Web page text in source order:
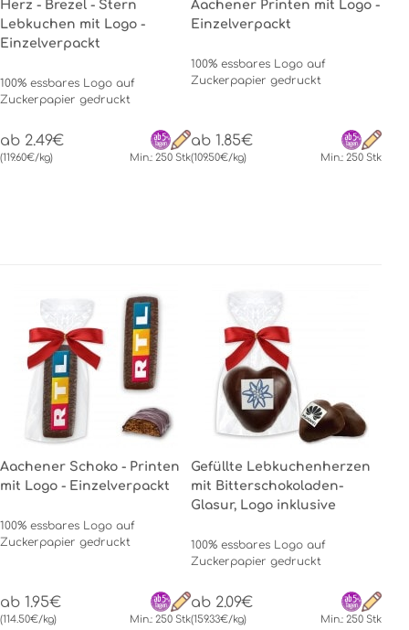
Herz - Brezel - Stern
Lebkuchen mit Logo -
Einzelverpackt
100% essbares Logo auf
Zuckerpapier gedruckt
ab 2.49€
(119.60€/kg) Min.: 250 Stk
Aachener Printen mit Logo -
Einzelverpackt
100% essbares Logo auf
Zuckerpapier gedruckt
ab 1.85€
(109.50€/kg) Min.: 250 Stk
Aachener Schoko - Printen
mit Logo - Einzelverpackt
100% essbares Logo auf
Zuckerpapier gedruckt
ab 1.95€
(114.50€/kg) Min.: 250 Stk
Gefüllte Lebkuchenherzen
mit Bitterschokoladen-
Glasur, Logo inklusive
100% essbares Logo auf
Zuckerpapier gedruckt
ab 2.09€
(159.33€/kg) Min.: 250 Stk